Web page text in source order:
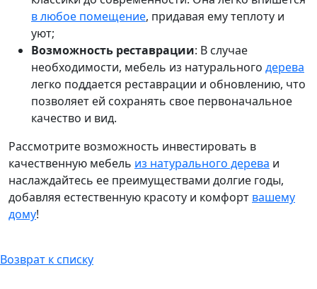
в любое помещение, придавая ему теплоту и
уют;
Возможность реставрации: В случае
необходимости, мебель из натурального дерева
легко поддается реставрации и обновлению, что
позволяет ей сохранять свое первоначальное
качество и вид.
Рассмотрите возможность инвестировать в
качественную мебель из натурального дерева и
наслаждайтесь ее преимуществами долгие годы,
добавляя естественную красоту и комфорт вашему
дому!
Возврат к списку